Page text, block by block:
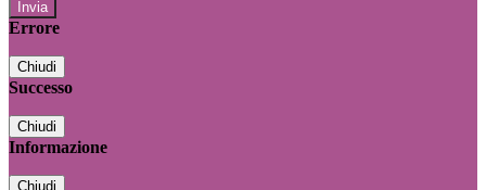
Errore
Chiudi
Successo
Chiudi
Informazione
Chiudi